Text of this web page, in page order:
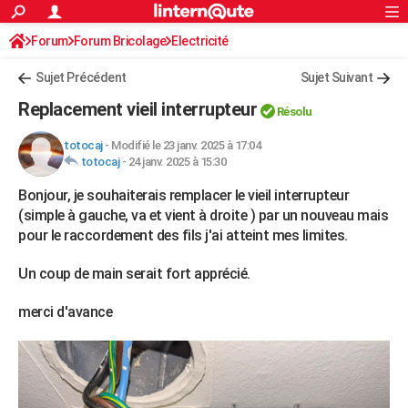
ACTUALITÉS
Politique
Société
Faits Divers
Education
Monde
Villes
+
FINANCE
Retraite
Impôts
Epargne
Immobilier
Risques naturels par ville
Banque
Assurance
Crédit
AUTO
Essais
Réserver un essai
Citadines
Berlines
SUV
Forum auto
+HIGH-TECH
Mobiles
Meilleur smartphone
Internet
Ordinateurs
Jeux vidéo
Guide high-tech
BRICOLAGE
Forum
Aménagement intérieur
Extérieur
Cuisine
Salle de bains
Jardinage
Rangement
WEEK-END
Guides de France
Escapades
Patrimoine
Expositions
Musées
Week-end nature
+LIFESTYLE
Art de vivre
Bien-être
Loisirs
Mode
Modes de vie
SANTE
Alimentation
Guide de la santé
Maladies
Médicaments
Sommeil
VOYAGE
S'inscrire
Connexion
Forum Forum Bricolage Electricité
Sujet Précédent Sujet Suivant
Replacement vieil interrupteur Résolu
totocaj- Modifié le 23 janv. 2025 à 17:04
totocaj- 24 janv. 2025 à 15:30
Bonjour, je souhaiterais remplacer le vieil interrupteur
(simple à gauche, va et vient à droite ) par un nouveau mais
pour le raccordement des fils j'ai atteint mes limites.
Un coup de main serait fort apprécié.
merci d'avance